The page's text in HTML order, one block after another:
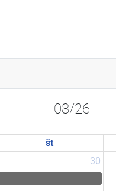
08/26
št
30